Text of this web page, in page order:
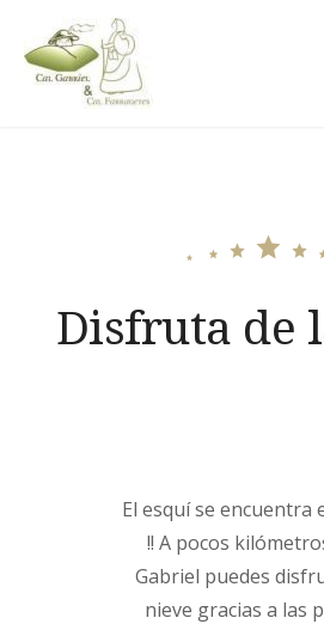
content
Disfruta de
El esquí se encuentra
!! A pocos
Gabriel puedes
nieve gracias a las